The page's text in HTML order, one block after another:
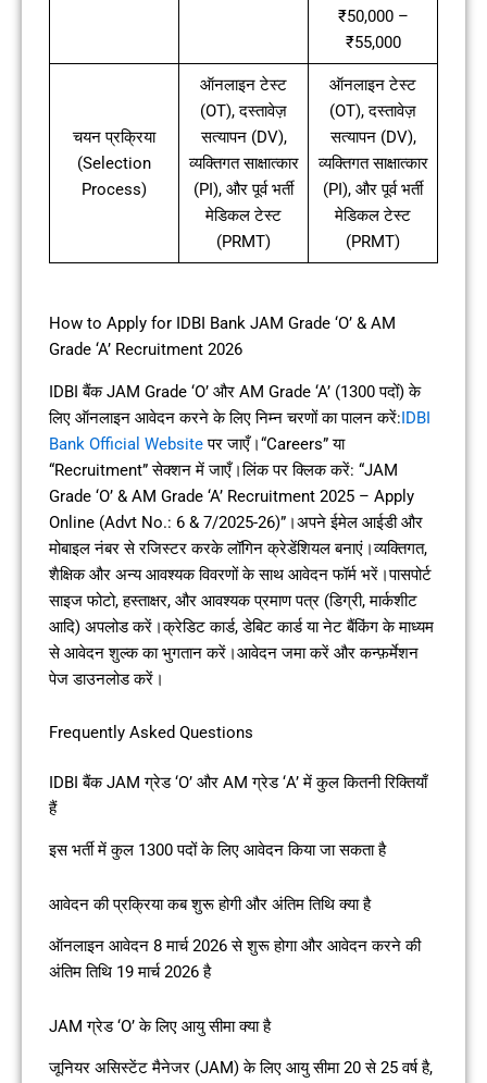
₹50,000 –
₹55,000
चयन प्रक्रिया
(Selection
Process)
ऑनलाइन टेस्ट
(OT), दस्तावेज़
सत्यापन (DV),
व्यक्तिगत साक्षात्कार
(PI), और पूर्व भर्ती
मेडिकल टेस्ट
(PRMT)
ऑनलाइन टेस्ट
(OT), दस्तावेज़
सत्यापन (DV),
व्यक्तिगत साक्षात्कार
(PI), और पूर्व भर्ती
मेडिकल टेस्ट
(PRMT)
How to Apply for IDBI Bank JAM Grade ‘O’ & AM
Grade ‘A’ Recruitment 2026
IDBI बैंक JAM Grade ‘O’ और AM Grade ‘A’ (1300 पदों) के
लिए ऑनलाइन आवेदन करने के लिए निम्न चरणों का पालन करें:IDBI
Bank Official Websiteपर जाएँ।“Careers” या
“Recruitment” सेक्शन में जाएँ।लिंक पर क्लिक करें: “JAM
Grade ‘O’ & AM Grade ‘A’ Recruitment 2025 – Apply
Online (Advt No.: 6 & 7/2025-26)”।अपने ईमेल आईडी और
मोबाइल नंबर से रजिस्टर करके लॉगिन क्रेडेंशियल बनाएं।व्यक्तिगत,
शैक्षिक और अन्य आवश्यक विवरणों के साथ आवेदन फॉर्म भरें।पासपोर्ट
साइज फोटो, हस्ताक्षर, और आवश्यक प्रमाण पत्र (डिग्री, मार्कशीट
आदि) अपलोड करें।क्रेडिट कार्ड, डेबिट कार्ड या नेट बैंकिंग के माध्यम
से आवेदन शुल्क का भुगतान करें।आवेदन जमा करें और कन्फ़र्मेशन
पेज डाउनलोड करें।
Frequently Asked Questions
IDBI बैंक JAM ग्रेड ‘O’ और AM ग्रेड ‘A’ में कुल कितनी रिक्तियाँ
हैं
इस भर्ती में कुल 1300 पदों के लिए आवेदन किया जा सकता है
आवेदन की प्रक्रिया कब शुरू होगी और अंतिम तिथि क्या है
ऑनलाइन आवेदन 8 मार्च 2026 से शुरू होगा और आवेदन करने की
अंतिम तिथि 19 मार्च 2026 है
JAM ग्रेड ‘O’ के लिए आयु सीमा क्या है
जूनियर असिस्टेंट मैनेजर (JAM) के लिए आयु सीमा 20 से 25 वर्ष है,